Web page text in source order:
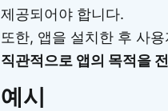
제공되어야 합니다.
또한, 앱을 설치한 후 사
직관적으로 앱의 목적을
예시